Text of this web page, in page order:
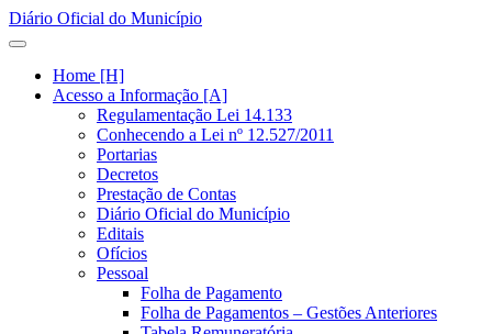
Diário Oficial do Município
Home [H]
Acesso a Informação [A]
Regulamentação Lei 14.133
Conhecendo a Lei nº 12.527/2011
Portarias
Decretos
Prestação de Contas
Diário Oficial do Município
Editais
Ofícios
Pessoal
Folha de Pagamento
Folha de Pagamentos – Gestões Anteriores